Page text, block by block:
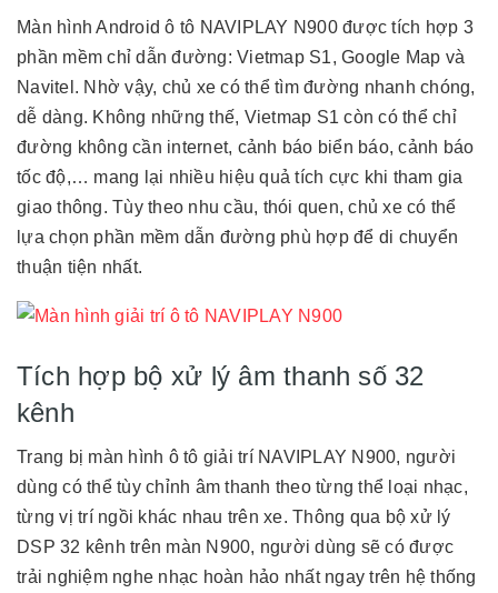
Màn hình Android ô tô NAVIPLAY N900 được tích hợp 3
phần mềm chỉ dẫn đường: Vietmap S1, Google Map và
Navitel. Nhờ vậy, chủ xe có thể tìm đường nhanh chóng,
dễ dàng. Không những thế, Vietmap S1 còn có thể chỉ
đường không cần internet, cảnh báo biển báo, cảnh báo
tốc độ,… mang lại nhiều hiệu quả tích cực khi tham gia
giao thông. Tùy theo nhu cầu, thói quen, chủ xe có thể
lựa chọn phần mềm dẫn đường phù hợp để di chuyển
thuận tiện nhất.
Tích hợp bộ xử lý âm thanh số 32
kênh
Trang bị màn hình ô tô giải trí NAVIPLAY N900, người
dùng có thể tùy chỉnh âm thanh theo từng thể loại nhạc,
từng vị trí ngồi khác nhau trên xe. Thông qua bộ xử lý
DSP 32 kênh trên màn N900, người dùng sẽ có được
trải nghiệm nghe nhạc hoàn hảo nhất ngay trên hệ thống